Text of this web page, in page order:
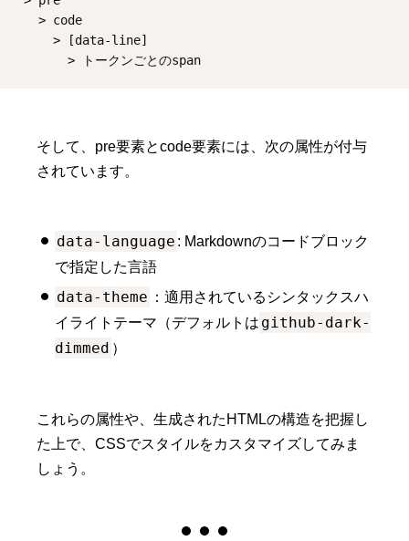
    > code
      > [data-line]
        > トークンごとのspan
そして、pre要素とcode要素には、次の属性が付与
されています。
data-language : Markdownのコードブロック
で指定した言語
data-theme ：適用されているシンタックスハ
イライトテーマ（デフォルトは github-dark-
dimmed ）
これらの属性や、生成されたHTMLの構造を把握し
た上で、CSSでスタイルをカスタマイズしてみま
しょう。